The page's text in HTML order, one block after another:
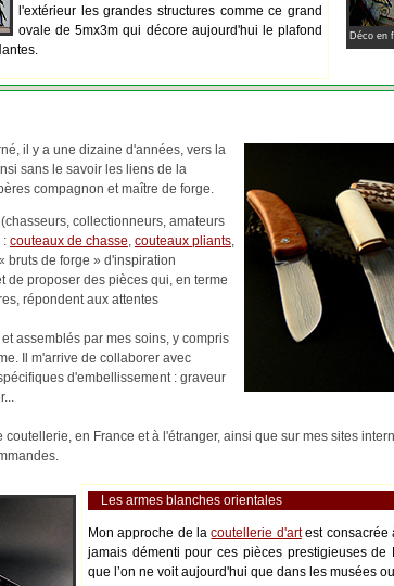
Déco en
l'extérieur les grandes structures comme ce grand
ovale de 5mx3m qui décore aujourd'hui le plafond
il y a une dizaine d'années, vers la
sans le savoir les liens de la
compagnon et maître de forge.
collectionneurs, amateurs
: couteaux de chasse, couteaux pliants,
bruts de forge » d'inspiration
de proposer des pièces qui, en terme
répondent aux attentes
assemblés par mes soins, y compris
Il m'arrive de collaborer avec
d'embellissement : graveur
en France et à l'étranger, ainsi que sur mes sites
Les armes blanches orientales
Mon approche de lacoutellerie d'artest consacrée
jamais démenti pour ces pièces prestigieuses
que l’on ne voit aujourd'hui que dans les musées